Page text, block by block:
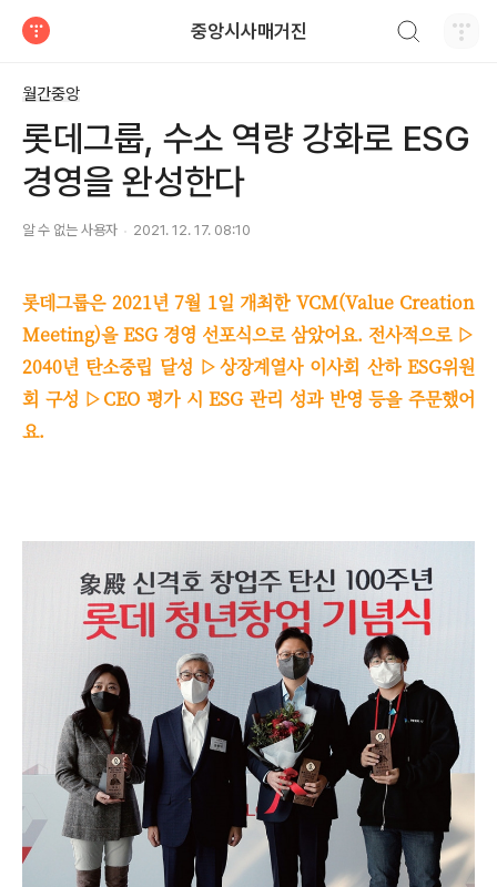
중앙시사매거진
월간중앙
롯데그룹, 수소 역량 강화로 ESG
경영을 완성한다
알 수 없는 사용자 2021. 12. 17. 08:10
롯데그룹은 2021년 7월 1일 개최한 VCM(Value Creation
Meeting)을 ESG 경영 선포식으로 삼았어요. 전사적으로 ▷
2040년 탄소중립 달성 ▷상장계열사 이사회 산하 ESG위원
회 구성 ▷CEO 평가 시 ESG 관리 성과 반영 등을 주문했어
요.